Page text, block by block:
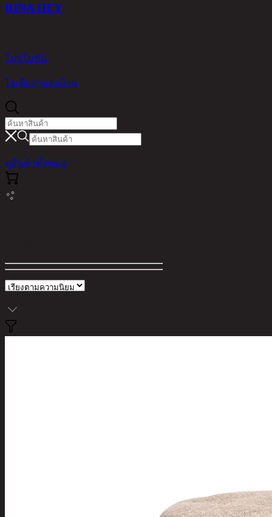
RINA HEY
โปรโมชัน
ไอเดียตกแต่งบ้าน
ดูสินค้าทั้งหมด